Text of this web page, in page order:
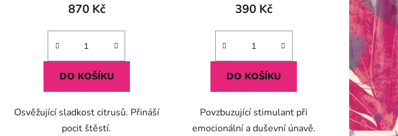
870 Kč
DO KOŠÍKU
Osvěžující sladkost citrusů. Přináší
pocit štěstí.
390 Kč
DO KOŠÍKU
Povzbuzující stimulant při
emocionální a duševní únavě.